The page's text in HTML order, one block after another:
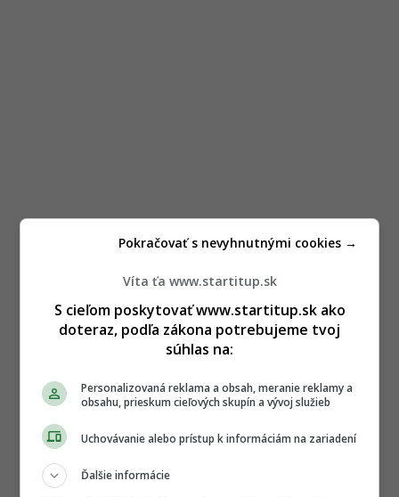
Víta ťa www.startitup.sk
S cieľom poskytovať www.startitup.sk ako
doteraz, podľa zákona potrebujeme tvoj
súhlas na:
Personalizovaná reklama a obsah, meranie reklamy a
obsahu, prieskum cieľových skupín a vývoj služieb
Uchovávanie alebo prístup k informáciám na zariadení
Ďalšie informácie
Pokračovať s nevyhnutnými cookies →